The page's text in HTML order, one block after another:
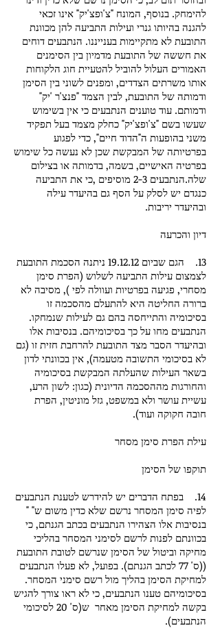
להימחק. בנוסף, המונח "צ'ופצ'יק" אינו זכאי
להגנה בהיותו גנרי ועילות התביעה להן מכוונת
התובעת לא מתקיימות בענייננו. הנתבעים דוחים
את חששה של התובעת מדמיון בין הסימנים
האמורים העלול להוביל להטעיית חוג הלקוחות
אותו משרתים הצדדים, ומפנים לשוני בין הסימן
ודמותה של התובעת, לבין הצמד "פנצ'ר 'יק"
ודמותם. עוד טוענים הנתבעים כי אין בשימוש
שעשו בשם "צ'ופצ'יק" כחלק מצמד בעל תפקיד
משני בהופעות ה"הדוד חיים", כדי לפגוע
בפרטיותה של המבקשת שכן לא נעשה כל שימוש
בפרטיה האישיים, בשמה, בדמותה או בצילום
שלה.הנתבעים 2-3 מוסיפים ,כי את התביעה
כנגדם יש לסלק על הסף גם בהיעדר עילה
ובהיעדר יריבות.
דיון והכרעה
13. הגם שביום 19.12.12 ניתנה הסכמת התובעת
לצמצום עילות התביעה לשלוש (הפרת סימן
מסחרי, פגיעה בפרטיות ועוולה לפי ), מסיבה לא
ברורה החליטה היא להתעלם מהסכמה זו
בסיכומיה והתייחסה בהם גם לעילות שנמחקו.
הנתבעים מחו על כך בסיכומיהם. בנסיבות אלו
ובהיעדר הסבר מצד התובעת להרחבת חזית זו (גם
לא בסיכומי התשובה מטעמה), אין בכוונתי לדון
בשאר העילות שהעלתה המבקשת בסיכומיה
והחורגות מההסכמה הדיונית (כגון: לשון הרע,
עשיית עושר ולא במשפט, גזל מוניטין, הפרת
חובה חקוקה ועוד).
עילת הפרת סימן מסחר
תוקפו של הסימן
14. בפתח הדברים יש להידרש לטענת הנתבעים
לפיה סימן המסחר נרשם שלא כדין משום ש" "
בנסיבות אלו הצהירו הנתבעים בכתב הגנתם, כי
בכוונתם לפנות לרשם לסימני המסחר בהליכי
מחיקה וביטול של הסימן שנרשם לטובת התובעת
((ס' 77 לכתב הגנתם). בפועל, לא פעלו הנתבעים
למחיקת הסימן בהליך מול רשם סימני המסחר.
בסיכומיהם טענו הנתבעים, כי לא ראו צורך להגיש
בקשה למחיקת הסימן מאחר ש(ס' 20 לסיכומי
הנתבעים).